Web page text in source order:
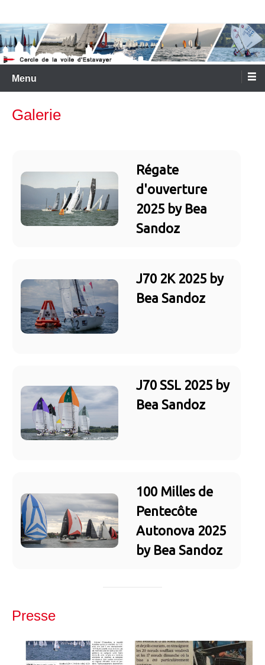
contenu
Cercle de la Voile d'Estavayer
Menu
Galerie
Régate
d'ouverture
2025 by Bea
Sandoz
J70 2K 2025 by
Bea Sandoz
J70 SSL 2025 by
Bea Sandoz
100 Milles de
Pentecôte
Autonova 2025
by Bea Sandoz
Presse